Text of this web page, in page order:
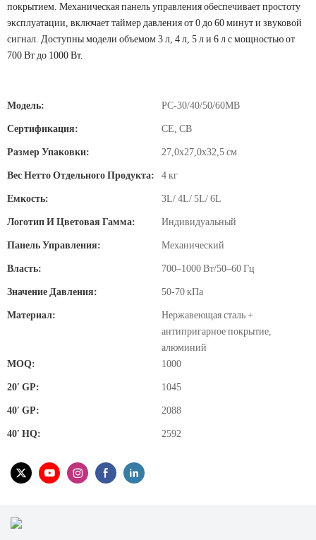
покрытием. Механическая панель управления обеспечивает простоту
эксплуатации, включает таймер давления от 0 до 60 минут и звуковой
сигнал. Доступны модели объемом 3 л, 4 л, 5 л и 6 л с мощностью от
700 Вт до 1000 Вт.
Модель: PC-30/40/50/60MB
Сертификация: CE, CB
Размер Упаковки: 27,0х27,0х32,5 см
Вес Нетто Отдельного Продукта: 4 кг
Емкость: 3L/ 4L/ 5L/ 6L
Логотип И Цветовая Гамма: Индивидуальный
Панель Управления: Механический
Власть: 700–1000 Вт/50–60 Гц
Значение Давления: 50-70 кПа
Материал:
Нержавеющая сталь +
антипригарное покрытие,
алюминий
MOQ:
1000
20′ GP: 1045
40′ GP: 2088
40′ HQ: 2592